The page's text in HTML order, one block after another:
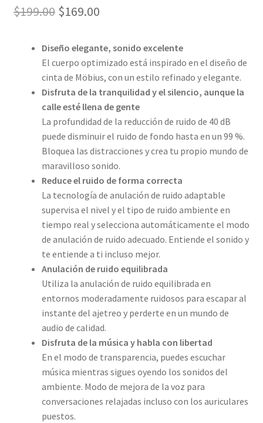
$199.00 El
original
era:
$199.00.
$169.00El
actual
es:
$169.00.
Diseño elegante, sonido excelente
El cuerpo optimizado está inspirado en el diseño de
cinta de Möbius, con un estilo refinado y elegante.
Disfruta de la tranquilidad y el silencio, aunque la
calle esté llena de gente
La profundidad de la reducción de ruido de 40 dB
puede disminuir el ruido de fondo hasta en un 99 %.
Bloquea las distracciones y crea tu propio mundo de
maravilloso sonido.
Reduce el ruido de forma correcta
La tecnología de anulación de ruido adaptable
supervisa el nivel y el tipo de ruido ambiente en
tiempo real y selecciona automáticamente el modo
de anulación de ruido adecuado. Entiende el sonido y
te entiende a ti incluso mejor.
Anulación de ruido equilibrada
Utiliza la anulación de ruido equilibrada en
entornos moderadamente ruidosos para escapar al
instante del ajetreo y perderte en un mundo de
audio de calidad.
Disfruta de la música y habla con libertad
En el modo de transparencia, puedes escuchar
música mientras sigues oyendo los sonidos del
ambiente. Modo de mejora de la voz para
conversaciones relajadas incluso con los auriculares
puestos.